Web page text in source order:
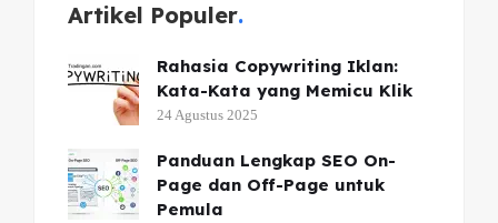
Artikel Populer
Rahasia Copywriting Iklan:
Kata-Kata yang Memicu Klik
24 Agustus 2025
Panduan Lengkap SEO On-
Page dan Off-Page untuk
Pemula